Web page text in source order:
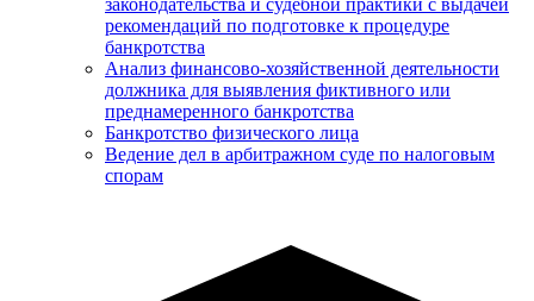
законодательства и судебной практики с выдачей
рекомендаций по подготовке к процедуре
банкротства
Анализ финансово-хозяйственной деятельности
должника для выявления фиктивного или
преднамеренного банкротства
Банкротство физического лица
Ведение дел в арбитражном суде по налоговым
спорам